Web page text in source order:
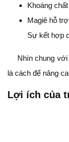
Khoáng
Magiê hỗ
Sự kết hợp
Nhìn chung
là cách để nâng
Lợi ích của